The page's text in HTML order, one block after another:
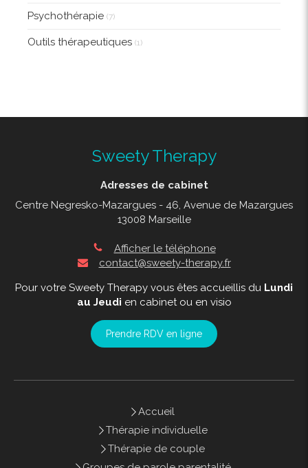
Psychothérapie (7)
Outils thérapeutiques (1)
Sweety Therapy
Adresses de cabinet
Centre Negresko-Mazargues - 46, Avenue de Mazargues
13008 Marseille
Afficher le téléphone
contact@sweety-therapy.fr
Pour votre Sweety Therapy vous êtes accueillis du Lundi
au Jeudi en cabinet ou en visio
Prendre RDV en ligne
Accueil
Thérapie individuelle
Thérapie de couple